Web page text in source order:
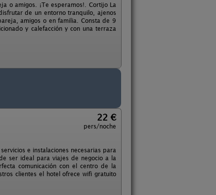
o amigos. ¡Te esperamos!. Cortijo La
de un entorno tranquilo, ajenos
amigos o en familia. Consta de 9
y calefacción y con una terraza
22 €
pers/noche
e instalaciones necesarias para
ser ideal para viajes de negocio a la
comunicación con el centro de la
clientes el hotel ofrece wifi gratuito